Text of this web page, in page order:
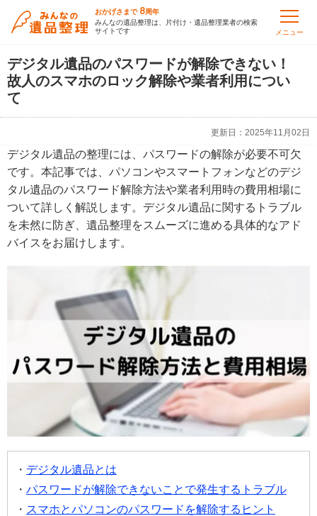
おかげさまで 8周年
みんなの遺品整理は、片付け・遺品整理業者の検索
サイトです
メニュー
デジタル遺品のパスワードが解除できない！
故人のスマホのロック解除や業者利用につい
て
更新日： 2025年11月02日
デジタル遺品の整理には、パスワードの解除が必要不可欠
です。本記事では、パソコンやスマートフォンなどのデジ
タル遺品のパスワード解除方法や業者利用時の費用相場に
ついて詳しく解説します。デジタル遺品に関するトラブル
を未然に防ぎ、遺品整理をスムーズに進める具体的なアド
バイスをお届けします。
デジタル遺品とは
パスワードが解除できないことで発生するトラブル
スマホとパソコンのパスワードを解除するヒント